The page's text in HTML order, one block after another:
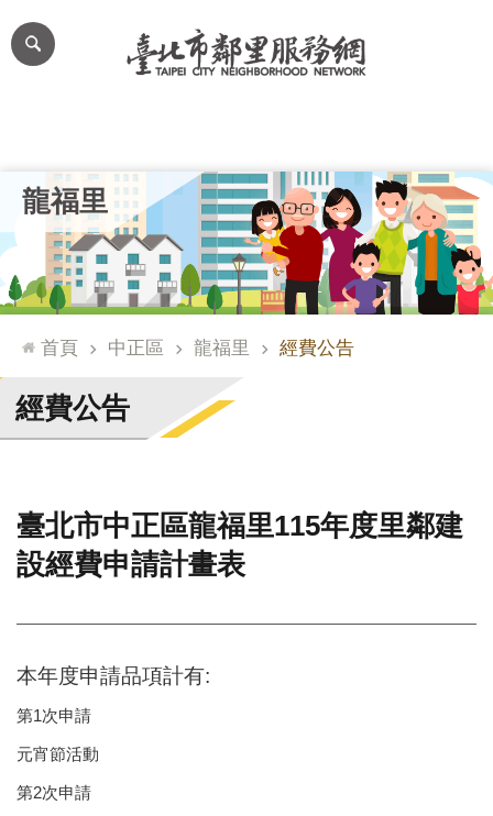
跳到主要內容區塊
網
站
台
通
臺
北
市
門
牌
整
檢
系
化
局
龍福里
首頁 中正區 龍福里 經費公告
經費公告
臺北市中正區龍福里115年度里鄰建
設經費申請計畫表
本年度申請品項計有:
第1次申請
元宵節活動
第2次申請